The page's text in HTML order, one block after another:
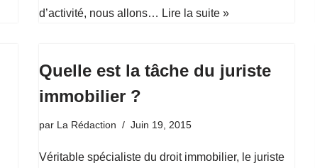
d’activité, nous allons… Lire la suite »
Quelle est la tâche du juriste
immobilier ?
par La Rédaction Juin 19, 2015
Véritable spécialiste du droit immobilier, le juriste